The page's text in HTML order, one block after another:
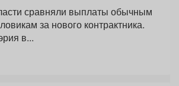
сравняли выплаты обычным
за нового контрактника.
в...